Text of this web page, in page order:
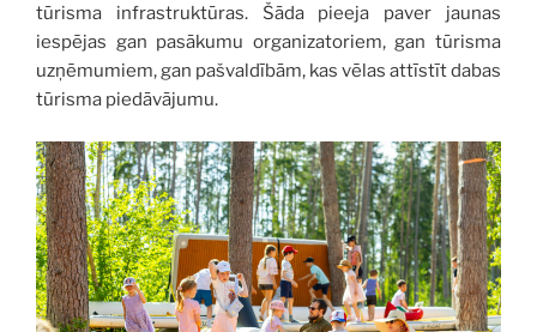
tūrisma infrastruktūras. Šāda pieeja paver jaunas
iespējas gan pasākumu organizatoriem, gan tūrisma
uzņēmumiem, gan pašvaldībām, kas vēlas attīstīt dabas
tūrisma piedāvājumu.